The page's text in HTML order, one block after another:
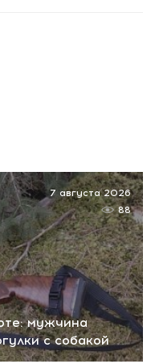
мужчина
с собакой
7 августа 2026
88